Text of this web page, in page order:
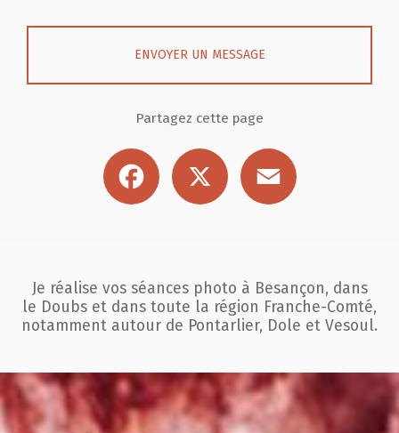
ENVOYER UN MESSAGE
Partagez cette page
Facebook
Je réalise vos séances photo à Besançon, dans
le Doubs et dans toute la région Franche-Comté,
notamment autour de Pontarlier, Dole et Vesoul.